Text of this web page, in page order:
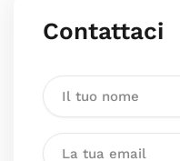
Contattaci